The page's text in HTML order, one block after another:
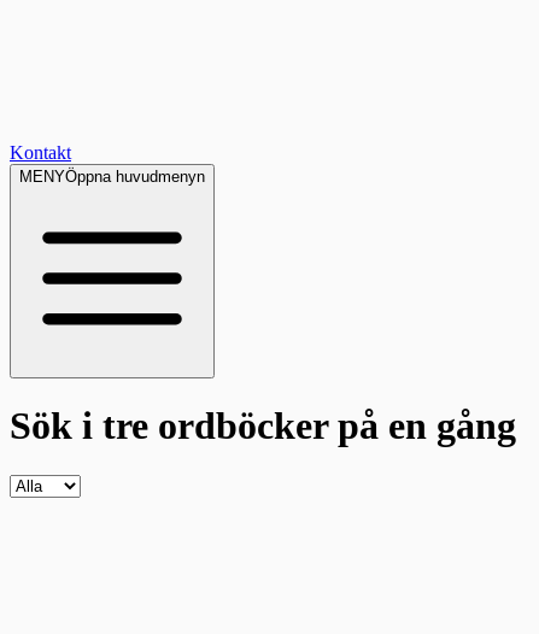
Kontakt
MENYÖppna huvudmenyn
Sök i tre ordböckerpå en gång